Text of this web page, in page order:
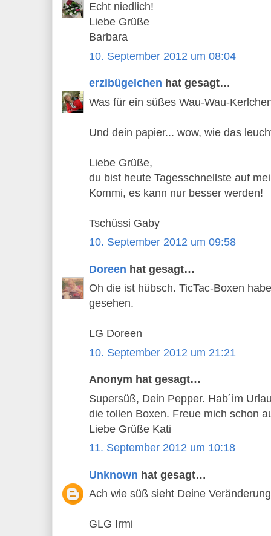
Echt niedlich!
Liebe Grüße
Barbara
10. September 2012 um 08:04
erzibügelchen hat gesagt…
Was für ein süßes Wau-Wau-
Und dein papier... wow, wie das
Liebe Grüße,
du bist heute Tagesschnellste auf
Kommi, es kann nur besser werden!
Tschüssi Gaby
10. September 2012 um 09:58
Doreen hat gesagt…
Oh die ist hübsch. TicTac-Boxen
gesehen.
LG Doreen
10. September 2012 um 21:21
Anonym hat gesagt…
Supersüß, Dein Pepper. Hab´im
die tollen Boxen. Freue mich schon
Liebe Grüße Kati
11. September 2012 um 10:18
Unknown hat gesagt…
Ach wie süß sieht Deine
GLG Irmi